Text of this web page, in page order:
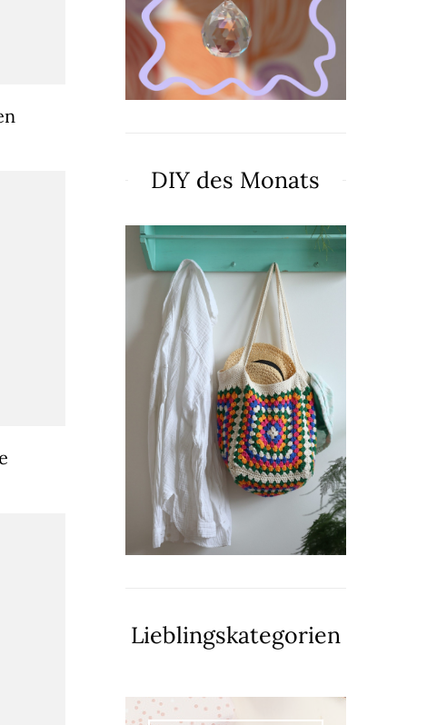
DIY des Monats
Lieblingskategorien